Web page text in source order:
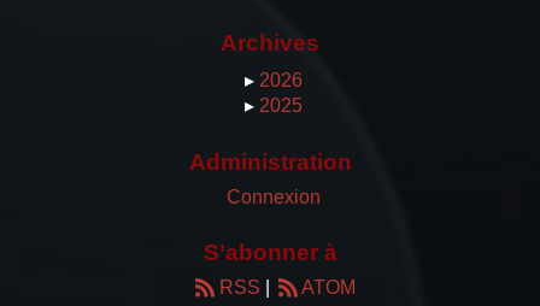
Archives
▸ 2026
▸ 2025
Administration
Connexion
S’abonner à
RSS ATOM